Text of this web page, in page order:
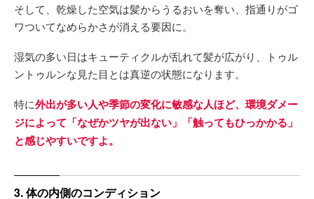
そして、乾燥した空気は髪からうるおいを奪い、指通りがゴ
ワついてなめらかさが消える要因に。
湿気の多い日はキューティクルが乱れて髪が広がり、トゥル
ントゥルンな見た目とは真逆の状態になります。
特に外出が多い人や季節の変化に敏感な人ほど、環境ダメー
ジによって「なぜかツヤが出ない」「触ってもひっかかる」
と感じやすいですよ。
3. 体の内側のコンディション